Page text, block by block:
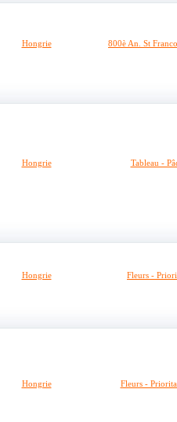
Hongrie 800è An. St
Hongrie Tableau -
Hongrie Fleurs -
Hongrie Fleurs -